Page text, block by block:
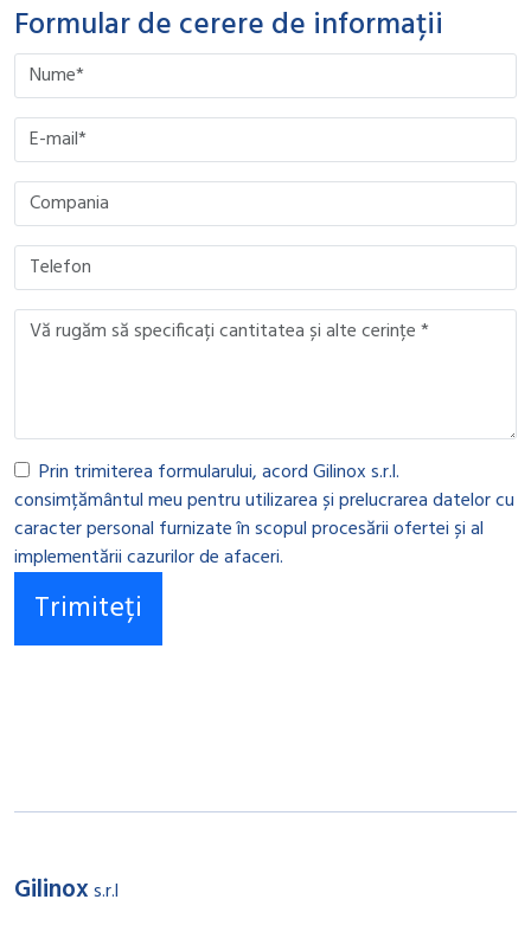
Formular de cerere de informații
Please leave this field empty.
Please leave this field empty.
Please leave this field empty.
Please leave this field empty.
Prin trimiterea formularului, acord Gilinox s.r.l.
consimțământul meu pentru utilizarea și prelucrarea datelor cu
caracter personal furnizate în scopul procesării ofertei și al
implementării cazurilor de afaceri.
Gilinoxs.r.l